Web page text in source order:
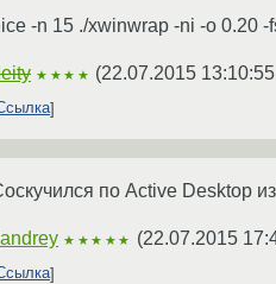
-n 15 ./xwinwrap -ni -o 0.20
★★★★ (22.07.2015
по Active Desktop
★★★★★ (22.07.2015